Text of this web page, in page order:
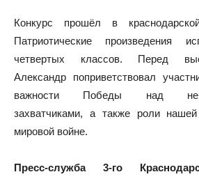
Конкурс прошёл в
Патриотические произведения
четвертых классов. Перед
Александр поприветствовал
важности Победы над
захватчиками, а также роли
мировой войне.
Пресс-служба 3-го